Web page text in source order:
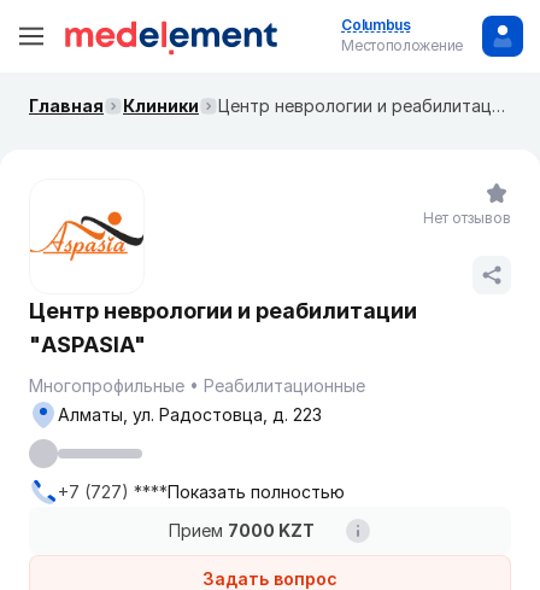
Columbus
Местоположение
Главная Клиники Центр неврологии и реабилитации "ASPASIA"
Центр неврологии и реабилитации
"ASPASIA"
Многопрофильные Реабилитационные
Прием 7000 KZT
Задать вопрос
Алматы, ул. Радостовца, д. 223
+7 (727) ****Показать полностью
Нет отзывов